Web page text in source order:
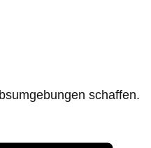
schaffen.